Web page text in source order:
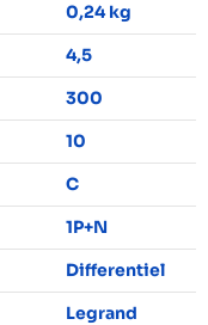
0,24 kg
4,5
300
10
C
1P+N
Differentiel
Legrand